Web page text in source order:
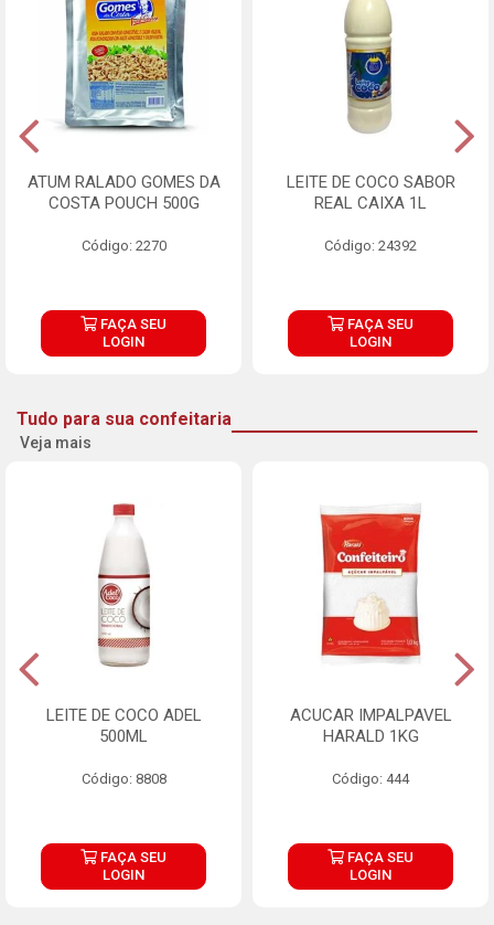
ATUM RALADO GOMES DA
COSTA POUCH 500G
Código: 2270
FAÇA SEU
LOGIN
LEITE DE COCO SABOR
REAL CAIXA 1L
Código: 24392
FAÇA SEU
LOGIN
Tudo para sua confeitaria
Veja mais
LEITE DE COCO ADEL
500ML
Código: 8808
FAÇA SEU
LOGIN
ACUCAR IMPALPAVEL
HARALD 1KG
Código: 444
FAÇA SEU
LOGIN